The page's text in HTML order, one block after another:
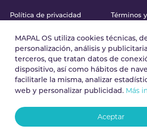
Política de privacidad Términos
Acuerdo de tratamiento
de datos
Política
MAPAL OS utiliza cookies técnicas,
personalización, análisis y
terceros, que tratan datos de
dispositivo, así como hábitos de
facilitarle la misma, analizar
web y personalizar publicidad. Más
Aceptar